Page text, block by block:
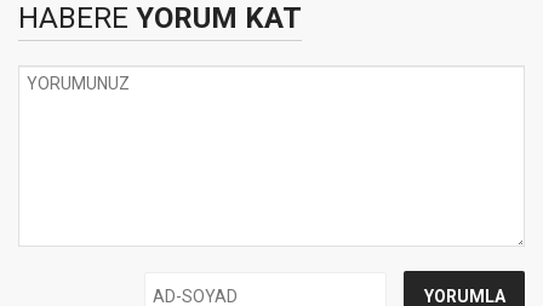
HABERE YORUM KAT